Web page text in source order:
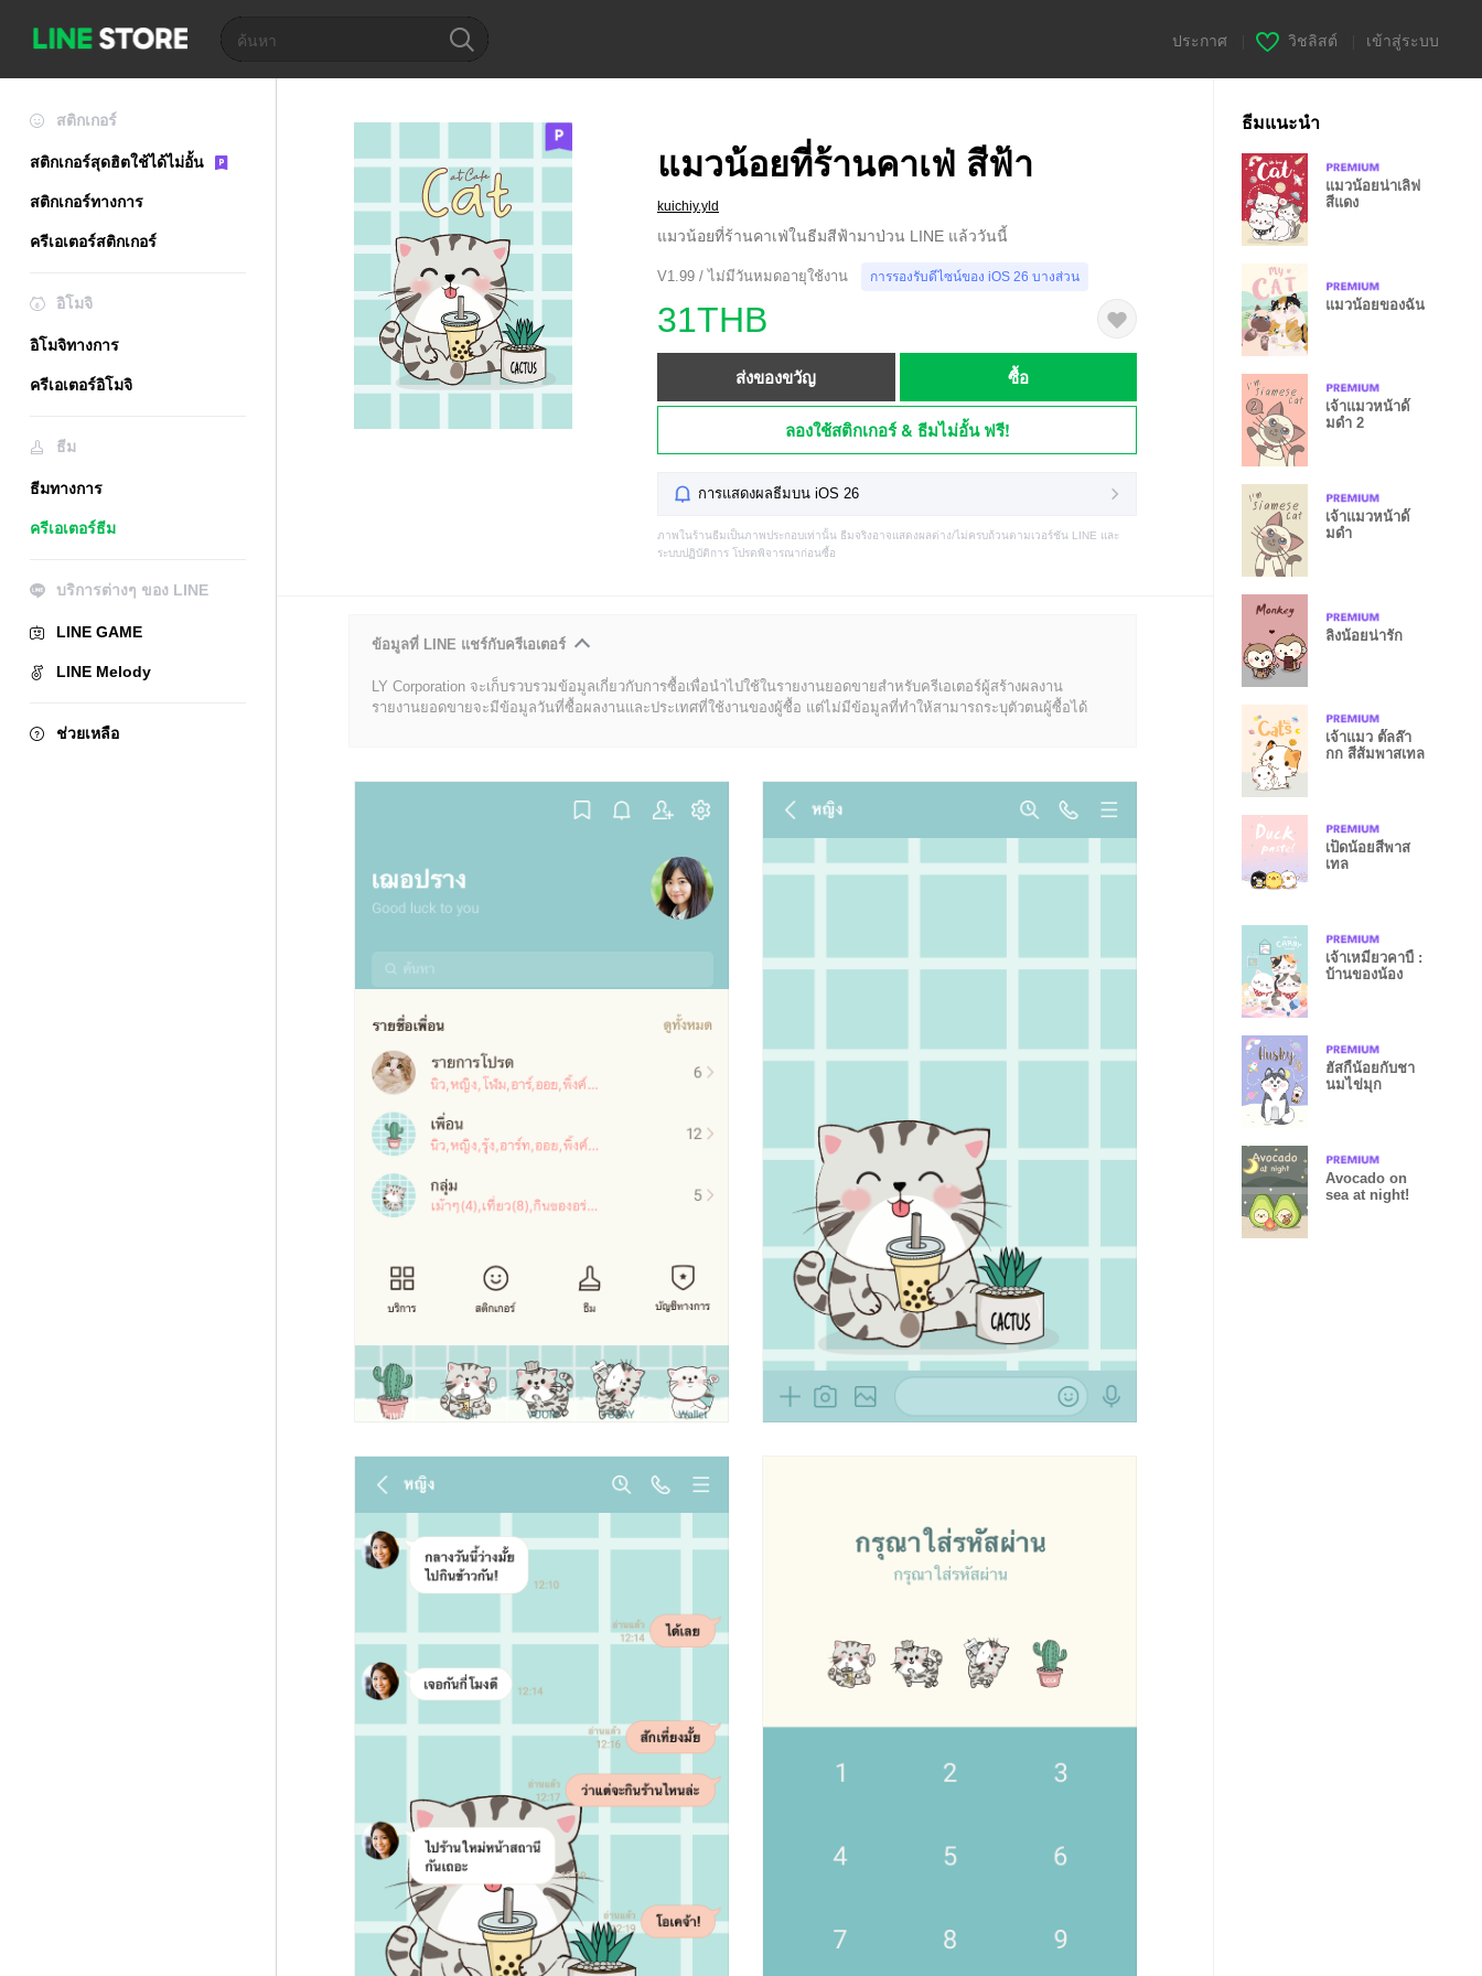
ประกาศ วิชลิสต์ เข้าสู่ระบบ
สติกเกอร์
สติกเกอร์สุดฮิตใช้ได้ไม่อั้น
สติกเกอร์ทางการ
ครีเอเตอร์สติกเกอร์
อิโมจิ
อิโมจิทางการ
ครีเอเตอร์อิโมจิ
ธีม
ธีมทางการ
ครีเอเตอร์ธีม
บริการต่างๆ ของ LINE
LINE GAME
LINE Melody
ช่วยเหลือ
แมวน้อยที่ร้านคาเฟ่ สีฟ้า
kuichiy.yld
แมวน้อยที่ร้านคาเฟ่ในธีมสีฟ้ามาป่วน LINE แล้ววันนี้
V1.99 / ไม่มีวันหมดอายุใช้งาน การรองรับดีไซน์ของ iOS 26 บางส่วน
31THB
ส่งของขวัญ ซื้อ
ลองใช้สติกเกอร์ & ธีมไม่อั้น ฟรี!
การแสดงผลธีมบน iOS 26
ภาพในร้านธีมเป็นภาพประกอบเท่านั้น ธีมจริงอาจแสดงผลต่าง/ไม่ครบถ้วนตามเวอร์ชัน LINE และ
ระบบปฏิบัติการ โปรดพิจารณาก่อนซื้อ
ข้อมูลที่ LINE แชร์กับครีเอเตอร์
LY Corporation จะเก็บรวบรวมข้อมูลเกี่ยวกับการซื้อเพื่อนำไปใช้ในรายงานยอดขายสำหรับครีเอเตอร์ผู้สร้างผลงาน
รายงานยอดขายจะมีข้อมูลวันที่ซื้อผลงานและประเทศที่ใช้งานของผู้ซื้อ แต่ไม่มีข้อมูลที่ทำให้สามารถระบุตัวตนผู้ซื้อได้
ธีมแนะนำ
แมวน้อยน่าเลิฟ
สีแดง
แมวน้อยของฉัน
เจ้าแมวหน้าดั๊
มดำ 2
เจ้าแมวหน้าดั๊
มดำ
ลิงน้อยน่ารัก
เจ้าแมว ตั๊ลล๊า
กก สีส้มพาสเทล
เป็ดน้อยสีพาส
เทล
เจ้าเหมียวคาบี้ :
บ้านของน้อง
ฮัสกี้น้อยกับชา
นมไข่มุก
Avocado on
sea at night!